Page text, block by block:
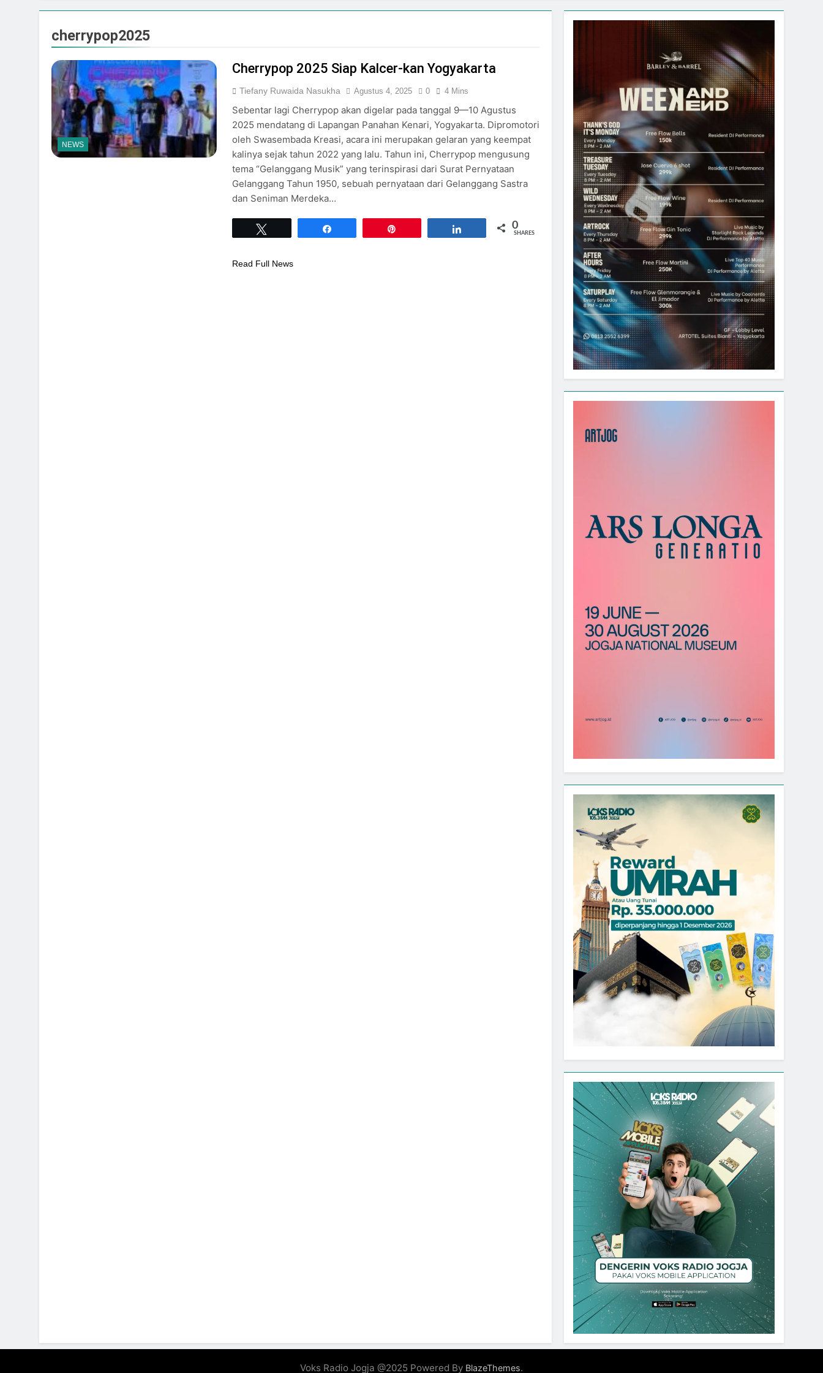
cherrypop2025
NEWS
Cherrypop 2025 Siap Kalcer-kan Yogyakarta
Tiefany Ruwaida Nasukha Agustus 4, 2025 0 4 Mins
Sebentar lagi Cherrypop akan digelar pada tanggal 9—10 Agustus
2025 mendatang di Lapangan Panahan Kenari, Yogyakarta. Dipromotori
oleh Swasembada Kreasi, acara ini merupakan gelaran yang keempat
kalinya sejak tahun 2022 yang lalu. Tahun ini, Cherrypop mengusung
tema “Gelanggang Musik” yang terinspirasi dari Surat Pernyataan
Gelanggang Tahun 1950, sebuah pernyataan dari Gelanggang Sastra
dan Seniman Merdeka…
0
SHARES
Read Full News
Voks Radio Jogja @2025 Powered By BlazeThemes.